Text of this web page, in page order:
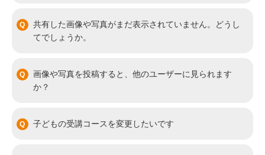
共有した画像や写真がまだ表示されていません。どうし
てでしょうか。
画像や写真を投稿すると、他のユーザーに見られます
か？
子どもの受講コースを変更したいです